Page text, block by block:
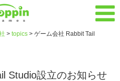
> topics> ゲーム会社 Rabbit Tail
Studio設立のお知らせ